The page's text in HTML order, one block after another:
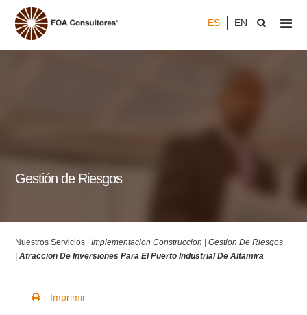
ES EN
Gestión de Riesgos
Nuestros Servicios |Implementacion Construccion |Gestion De Riesgos
|Atraccion De Inversiones Para El Puerto Industrial De Altamira
Imprimir